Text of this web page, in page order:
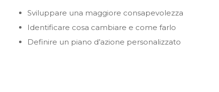
Sviluppare una maggiore consapevolezza
Identificare cosa cambiare e come farlo
Definire un piano d’azione personalizzato